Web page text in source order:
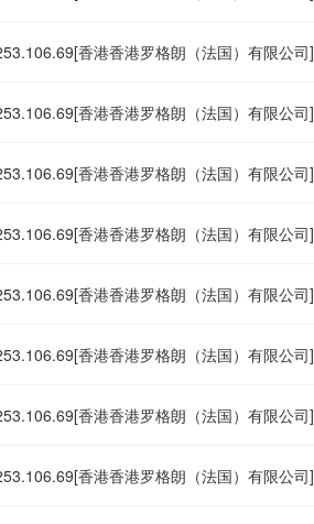
香港香港罗格朗（法国）有限公司]
香港香港罗格朗（法国）有限公司]
香港香港罗格朗（法国）有限公司]
香港香港罗格朗（法国）有限公司]
香港香港罗格朗（法国）有限公司]
香港香港罗格朗（法国）有限公司]
香港香港罗格朗（法国）有限公司]
香港香港罗格朗（法国）有限公司]